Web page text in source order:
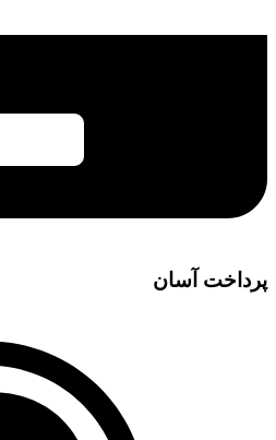
پرداخت آسان